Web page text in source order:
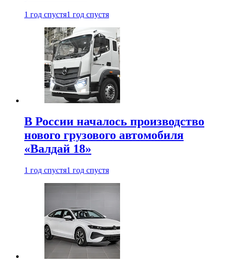
1 год спустя1 год спустя
В России началось производство
нового грузового автомобиля
«Валдай 18»
1 год спустя1 год спустя